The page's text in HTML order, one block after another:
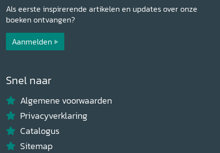
Als eerste inspirerende artikelen en updates over onze
boeken ontvangen?
Aanmelden
Snel naar
Algemene voorwaarden
Privacyverklaring
Catalogus
Sitemap